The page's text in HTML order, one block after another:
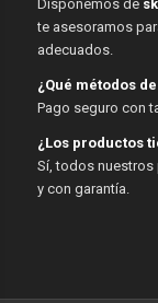
Disponemos de
te asesoramos
adecuados.
¿Qué métodos
Pago seguro con
¿Los productos
Sí, todos
y con garantía.